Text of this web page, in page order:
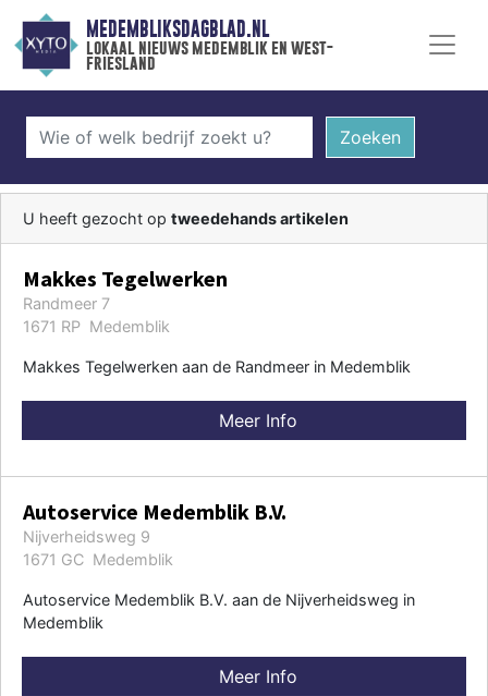
MEDEMBLIKSDAGBLAD.NL
lokaal nieuws medemblik en west-
friesland
Zoeken
U heeft gezocht op tweedehands artikelen
Makkes Tegelwerken
Randmeer 7
1671 RP Medemblik
Makkes Tegelwerken aan de Randmeer in Medemblik
Meer Info
Autoservice Medemblik B.V.
Nijverheidsweg 9
1671 GC Medemblik
Autoservice Medemblik B.V. aan de Nijverheidsweg in
Medemblik
Meer Info